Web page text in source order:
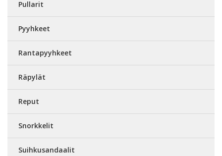
Pullarit
Pyyhkeet
Rantapyyhkeet
Räpylät
Reput
Snorkkelit
Suihkusandaalit